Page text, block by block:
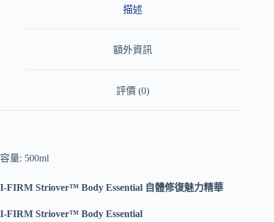
描述
額外資訊
評價 (0)
容量: 500ml
I-FIRM Striover™ Body Essential 自體修復魅力精華
I-FIRM Striover™ Body Essential